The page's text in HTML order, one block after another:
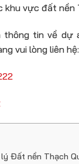
khu vực đất nền
thông tin về dự
vui lòng liên hệ:
Đất nền Thạch